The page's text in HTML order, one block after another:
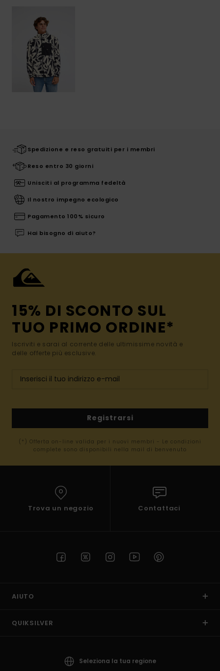
Spedizione e reso gratuiti per i membri
Reso entro 30 giorni
Unisciti al programma fedeltà
Il nostro impegno ecologico
Pagamento 100% sicuro
Hai bisogno di aiuto?
15% DI SCONTO SUL
TUO PRIMO ORDINE*
Iscriviti e sarai al corrente delle ultimissime novità e
delle offerte più esclusive.
Registrarsi
(*) Offerta on-line valida per i nuovi membri - Le condizioni
complete sono disponibili nella mail di benvenuto
Trova un negozio Contattaci
AIUTO
QUIKSILVER
Seleziona la tua regione